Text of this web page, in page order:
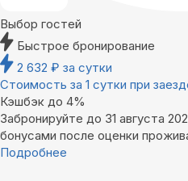
Выбор гостей
Быстрое бронирование
2 632 ₽ за сутки
Стоимость за 1 сутки при
Кэшбэк до 4%
Забронируйте до 31 августа
бонусами после оценки
Подробнее